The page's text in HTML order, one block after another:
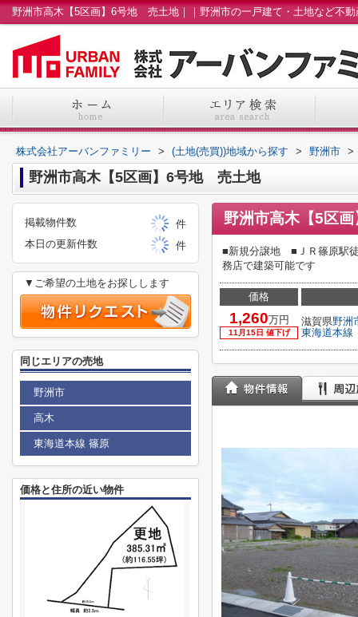
株式会社アーバンファミリー > (土地(売買))地域から探す > 野洲市 >
野洲市高木【5区画】6号地 売土地
野洲市高木【5区
■新規分譲地 ■ＪＲ篠原駅
務店で建築可能です
価格
1,260万円
11月15日 値下げ
滋賀県野洲
東海道本線
掲載物件数
件
本日の更新件数
件
▼ご希望の土地をお探しします
同じエリアの売地
野洲市
高木
東海道本線 篠原
価格と住所の近い物件